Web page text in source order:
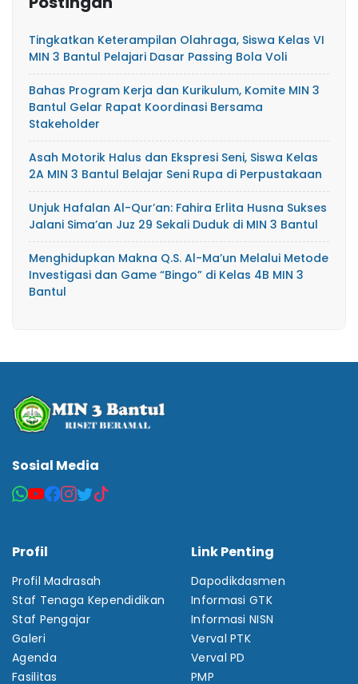
Tingkatkan Keterampilan Olahraga, Siswa Kelas VI
MIN 3 Bantul Pelajari Dasar Passing Bola Voli
Bahas Program Kerja dan Kurikulum, Komite MIN 3
Bantul Gelar Rapat Koordinasi Bersama
Stakeholder
Asah Motorik Halus dan Ekspresi Seni, Siswa Kelas
2A MIN 3 Bantul Belajar Seni Rupa di Perpustakaan
Unjuk Hafalan Al-Qur’an: Fahira Erlita Husna Sukses
Jalani Sima’an Juz 29 Sekali Duduk di MIN 3 Bantul
Menghidupkan Makna Q.S. Al-Ma’un Melalui Metode
Investigasi dan Game “Bingo” di Kelas 4B MIN 3
Bantul
Sosial Media
Profil
Profil Madrasah
Staf Tenaga Kependidikan
Staf Pengajar
Galeri
Agenda
Fasilitas
Link Penting
Dapodikdasmen
Informasi GTK
Informasi NISN
Verval PTK
Verval PD
PMP